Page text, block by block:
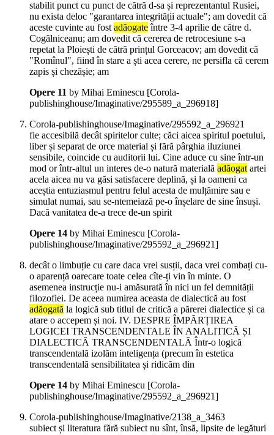
stabilit punct cu punct de cătră d-sa și reprezentantul Rusiei,
nu exista deloc "garantarea integrității actuale"; am dovedit că
aceste cuvinte au fostadăogateîntre 3-4 aprilie de către d.
Cogălniceanu; am dovedit că cererea de retrocesiune s-a
repetat la Ploiești de cătră prințul Gorceacov; am dovedit că
"Romînul", fiind în stare a ști acea cerere, ne persifla că cerem
zapis și chezășie; am
Opere 11 by Mihai Eminescu [Corola-
publishinghouse/Imaginative/295589_a_296918]
Corola-publishinghouse/Imaginative/295592_a_296921
fie accesibilă decât spiritelor culte; căci aicea spiritul poetului,
liber și separat de orce material și fără pârghia iluziunei
sensibile, coincide cu auditorii lui. Cine aduce cu sine într-un
mod or într-altul un interes de-o natură materială adăogatartei
acela aicea nu va găsi satisfacere deplină, și la oameni ca
aceștia entuziasmul pentru felul acesta de mulțămire sau e
simulat numai, sau se-ntemeiază pe-o înșelare de sine însuși.
Dacă vanitatea de-a trece de-un spirit
Opere 14 by Mihai Eminescu [Corola-
publishinghouse/Imaginative/295592_a_296921]
decât o limbuție cu care daca vrei susții, daca vrei combați cu-
o aparență oarecare toate celea cîte-ți vin în minte. O
asemenea instrucție nu-i amăsurată în nici un fel demnității
filozofiei. De aceea numirea aceasta de dialectică au fost
adăogată la logică sub titlul de critică a părerei dialectice și ca
atare o accepem și noi. IV. DESPRE ÎMPĂRȚIREA
LOGICEI TRANSCENDENTALE ÎN ANALITICĂ ȘI
DIALECTICĂ TRANSCENDENTALĂ Într-o logică
transcendentală izolăm inteligența (precum în estetica
transcendentală sensibilitatea și ridicăm din
Opere 14 by Mihai Eminescu [Corola-
publishinghouse/Imaginative/295592_a_296921]
Corola-publishinghouse/Imaginative/2138_a_3463
subiect și literatura fără subiect nu sînt, însă, lipsite de legături